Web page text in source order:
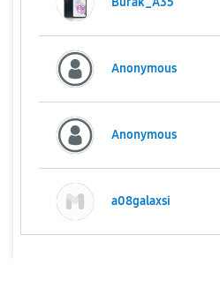
Anonymous
Anonymous
a08galaxsi